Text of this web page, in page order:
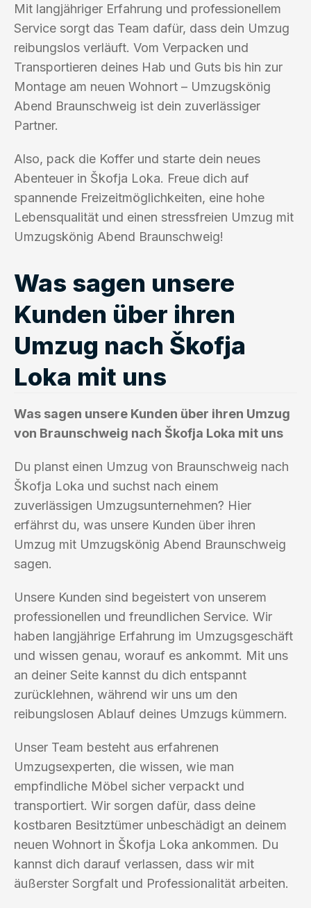
Mit langjähriger Erfahrung und professionellem
Service sorgt das Team dafür, dass dein Umzug
reibungslos verläuft. Vom Verpacken und
Transportieren deines Hab und Guts bis hin zur
Montage am neuen Wohnort – Umzugskönig
Abend Braunschweig ist dein zuverlässiger
Partner.
Also, pack die Koffer und starte dein neues
Abenteuer in Škofja Loka. Freue dich auf
spannende Freizeitmöglichkeiten, eine hohe
Lebensqualität und einen stressfreien Umzug mit
Umzugskönig Abend Braunschweig!
Was sagen unsere
Kunden über ihren
Umzug nach Škofja
Loka mit uns
Was sagen unsere Kunden über ihren Umzug
von Braunschweig nach Škofja Loka mit uns
Du planst einen Umzug von Braunschweig nach
Škofja Loka und suchst nach einem
zuverlässigen Umzugsunternehmen? Hier
erfährst du, was unsere Kunden über ihren
Umzug mit Umzugskönig Abend Braunschweig
sagen.
Unsere Kunden sind begeistert von unserem
professionellen und freundlichen Service. Wir
haben langjährige Erfahrung im Umzugsgeschäft
und wissen genau, worauf es ankommt. Mit uns
an deiner Seite kannst du dich entspannt
zurücklehnen, während wir uns um den
reibungslosen Ablauf deines Umzugs kümmern.
Unser Team besteht aus erfahrenen
Umzugsexperten, die wissen, wie man
empfindliche Möbel sicher verpackt und
transportiert. Wir sorgen dafür, dass deine
kostbaren Besitztümer unbeschädigt an deinem
neuen Wohnort in Škofja Loka ankommen. Du
kannst dich darauf verlassen, dass wir mit
äußerster Sorgfalt und Professionalität arbeiten.